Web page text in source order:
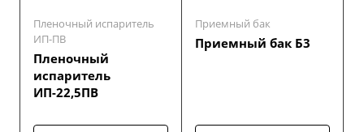
Пленочный испаритель
ИП-ПВ
Пленочный
испаритель
ИП-22,5ПВ
Приемный бак
Приемный бак Б3